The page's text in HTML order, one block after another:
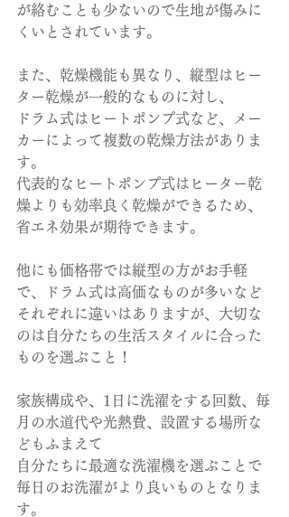
が絡むことも少ないので生地が傷みに
くいとされています。
また、乾燥機能も異なり、縦型はヒー
ター乾燥が一般的なものに対し、
ドラム式はヒートポンプ式など、メー
カーによって複数の乾燥方法がありま
す。
代表的なヒートポンプ式はヒーター乾
燥よりも効率良く乾燥ができるため、
省エネ効果が期待できます。
他にも価格帯では縦型の方がお手軽
で、ドラム式は高価なものが多いなど
それぞれに違いはありますが、大切な
のは自分たちの生活スタイルに合った
ものを選ぶこと！
家族構成や、1日に洗濯をする回数、毎
月の水道代や光熱費、設置する場所な
どもふまえて
自分たちに最適な洗濯機を選ぶことで
毎日のお洗濯がより良いものとなりま
す。